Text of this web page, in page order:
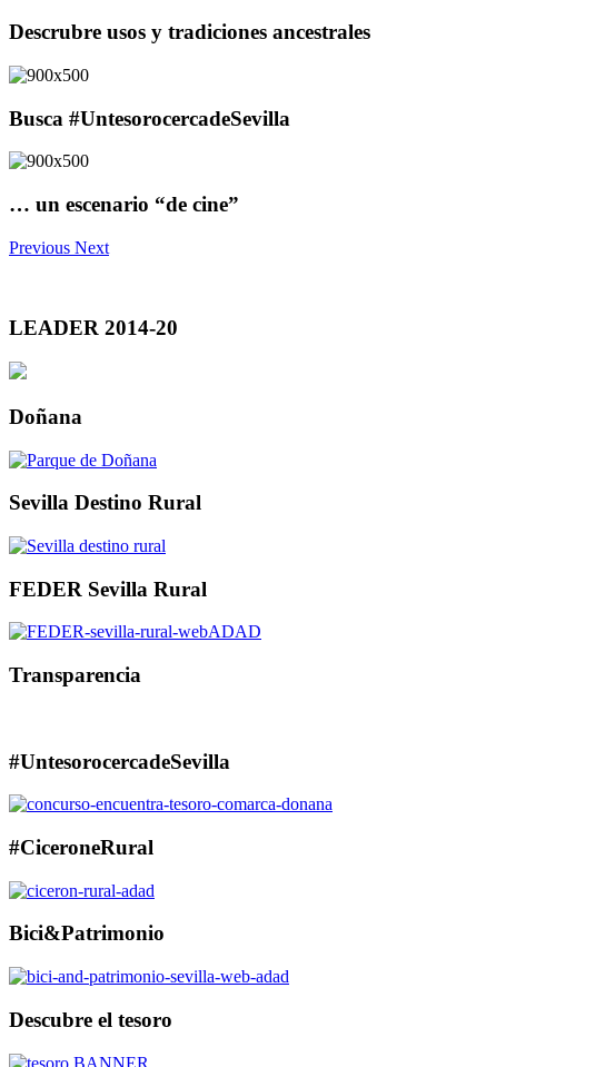
Descrubre usos y tradiciones ancestrales
Busca #UntesorocercadeSevilla
… un escenario “de cine”
Previous Next
LEADER 2014-20
Doñana
Sevilla Destino Rural
FEDER Sevilla Rural
Transparencia
#UntesorocercadeSevilla
#CiceroneRural
Bici&Patrimonio
Descubre el tesoro